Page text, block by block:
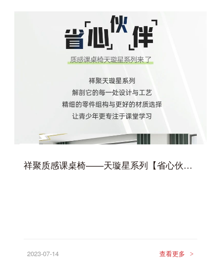
祥聚质感课桌椅——天璇星系列【省心伙伴，守护健康】
2023-07-14 查看更多 >